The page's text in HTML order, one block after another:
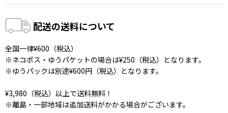
配送の送料について
全国一律¥600（税込）
※ネコポス・ゆうパケットの場合は¥250（税込）となります。
※ゆうパックは別途¥600円（税込）となります。
¥3,980（税込）以上で送料無料！
※離島・一部地域は追加送料がかかる場合がございます。